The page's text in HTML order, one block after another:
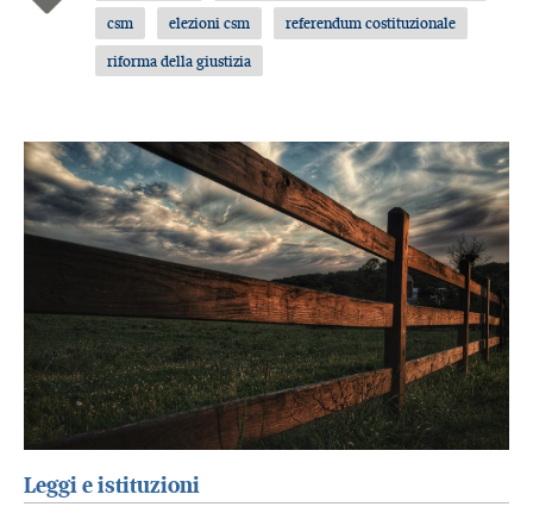
csm
elezioni csm
referendum costituzionale
riforma della giustizia
Leggi e istituzioni